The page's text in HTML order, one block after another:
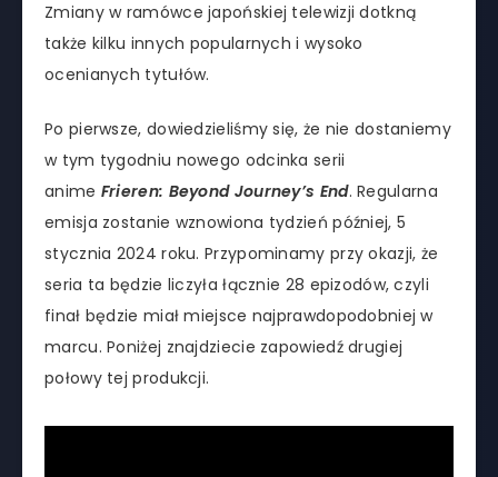
Zmiany w ramówce japońskiej telewizji dotkną
także kilku innych popularnych i wysoko
ocenianych tytułów.
Po pierwsze, dowiedzieliśmy się, że nie dostaniemy
w tym tygodniu nowego odcinka serii
anime Frieren: Beyond Journey’s End. Regularna
emisja zostanie wznowiona tydzień później, 5
stycznia 2024 roku. Przypominamy przy okazji, że
seria ta będzie liczyła łącznie 28 epizodów, czyli
finał będzie miał miejsce najprawdopodobniej w
marcu. Poniżej znajdziecie zapowiedź drugiej
połowy tej produkcji.